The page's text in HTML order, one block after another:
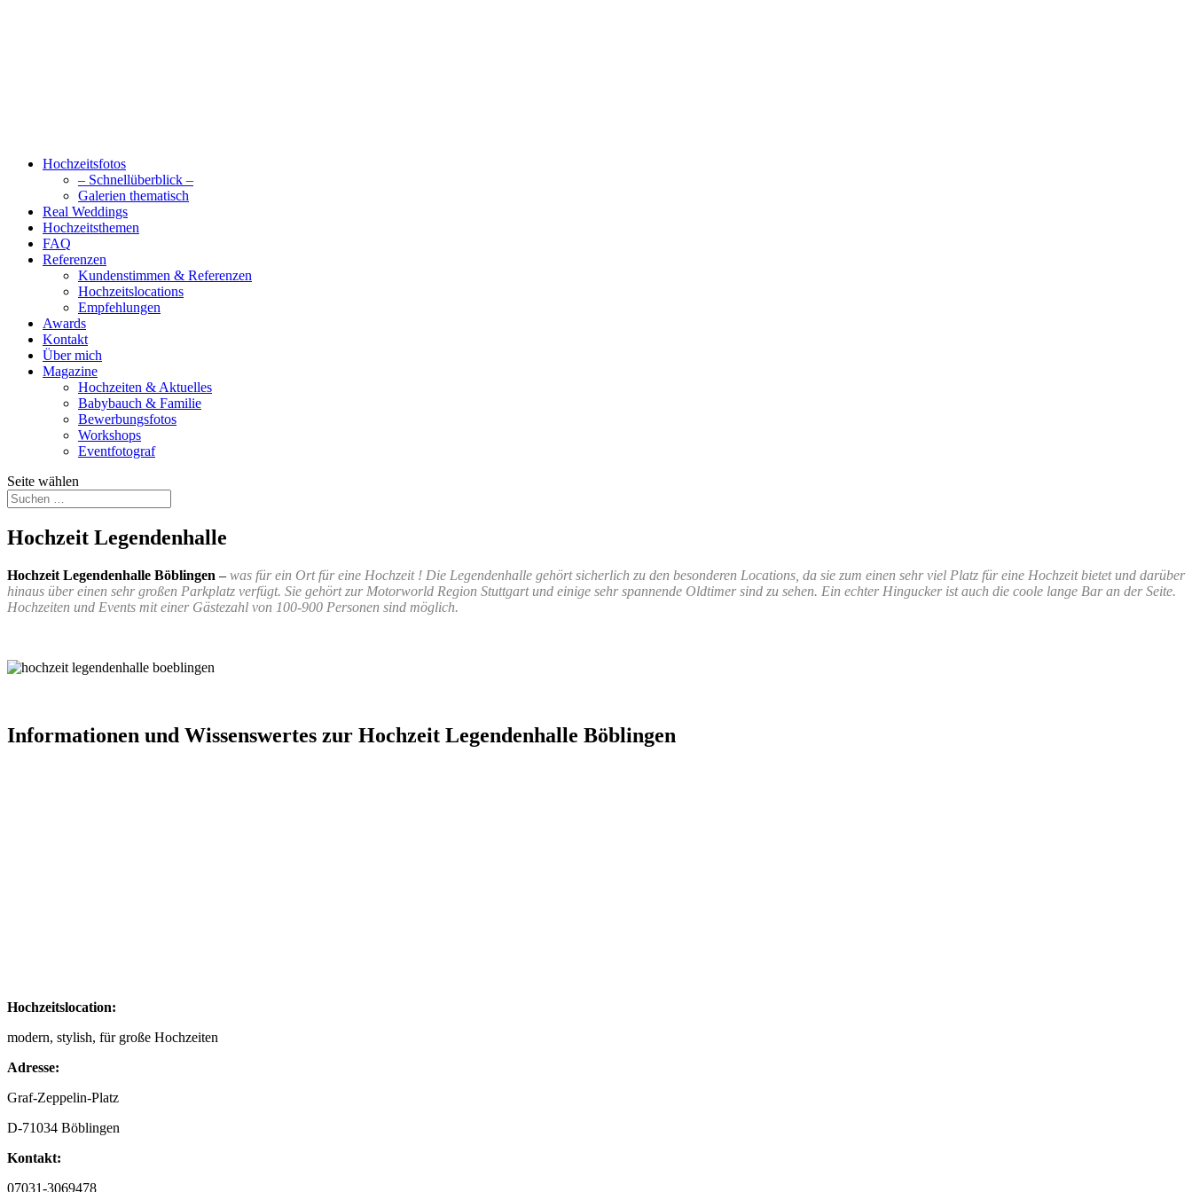
Hochzeitsfotos
– Schnellüberblick –
Galerien thematisch
Real Weddings
Hochzeitsthemen
FAQ
Referenzen
Kundenstimmen & Referenzen
Hochzeitslocations
Empfehlungen
Awards
Kontakt
Über mich
Magazine
Hochzeiten & Aktuelles
Babybauch & Familie
Bewerbungsfotos
Workshops
Eventfotograf
Seite wählen
Hochzeit Legendenhalle
Hochzeit Legendenhalle Böblingen – was für ein Ort für eine Hochzeit ! Die Legendenhalle gehört sicherlich zu den besonderen Locations, da sie zum einen sehr viel Platz für eine Hochzeit bietet und darüber
hinaus über einen sehr großen Parkplatz verfügt. Sie gehört zur Motorworld Region Stuttgart und einige sehr spannende Oldtimer sind zu sehen. Ein echter Hingucker ist auch die coole lange Bar an der Seite.
Hochzeiten und Events mit einer Gästezahl von 100-900 Personen sind möglich.
Informationen und Wissenswertes zur Hochzeit Legendenhalle Böblingen
Hochzeitslocation:
modern, stylish, für große Hochzeiten
Adresse:
Graf-Zeppelin-Platz
D-71034 Böblingen
Kontakt:
07031-3069478